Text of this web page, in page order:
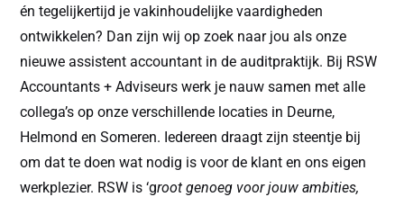
én tegelijkertijd je vakinhoudelijke vaardigheden
ontwikkelen? Dan zijn wij op zoek naar jou als onze
nieuwe assistent accountant in de auditpraktijk. Bij RSW
Accountants + Adviseurs werk je nauw samen met alle
collega’s op onze verschillende locaties in Deurne,
Helmond en Someren. Iedereen draagt zijn steentje bij
om dat te doen wat nodig is voor de klant en ons eigen
werkplezier. RSW is ‘groot genoeg voor jouw ambities,